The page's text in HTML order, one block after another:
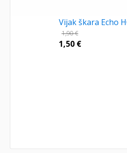
Vijak škara Echo
1,90€
1,50 €